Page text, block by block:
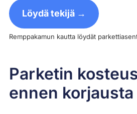
Löydä tekijä →
Remppakamun kautta löydät
Parketin
ennen korjausta